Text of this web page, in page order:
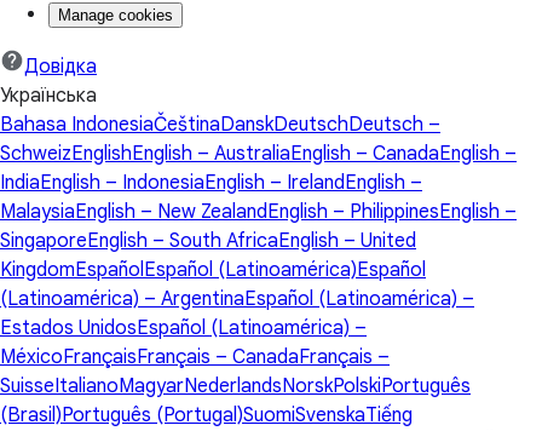
Manage cookies
Довідка
Українська
Bahasa IndonesiaČeštinaDanskDeutschDeutsch –
SchweizEnglishEnglish – AustraliaEnglish – CanadaEnglish –
IndiaEnglish – IndonesiaEnglish – IrelandEnglish –
MalaysiaEnglish – New ZealandEnglish – PhilippinesEnglish –
SingaporeEnglish – South AfricaEnglish – United
KingdomEspañolEspañol (Latinoamérica)Español
(Latinoamérica) – ArgentinaEspañol (Latinoamérica) –
Estados UnidosEspañol (Latinoamérica) –
MéxicoFrançaisFrançais – CanadaFrançais –
SuisseItalianoMagyarNederlandsNorskPolskiPortuguês
(Brasil)Português (Portugal)SuomiSvenskaTiếng